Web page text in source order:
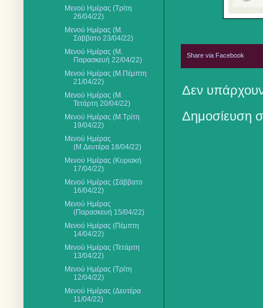
Share via Facebook
Δεν
Δημοσίευση
Μενού Ημέρας (Τρίτη
26/04/22)
Μενού Ημέρας (Μ.
Σάββατο 23/04/22)
Μενού Ημέρας (Μ.
Παρασκευή 22/04/22)
Μενού Ημέρας (Μ.Πέμπτη
21/04/22)
Μενού Ημέρας (Μ.
Τετάρτη 20/04/22)
Μενού Ημέρας (Μ.Τρίτη
19/04/22)
Μενού Ημέρας
(Μ.Δευτέρα 18/04/22)
Μενού Ημέρας (Κυριακή
17/04/22)
Μενού Ημέρας (Σάββατο
16/04/22)
Μενού Ημέρας
(Παρασκευή 15/04/22)
Μενού Ημέρας (Πέμπτη
14/04/22)
Μενού Ημέρας (Τετάρτη
13/04/22)
Μενού Ημέρας (Τρίτη
12/04/22)
Μενού Ημέρας (Δευτέρα
11/04/22)